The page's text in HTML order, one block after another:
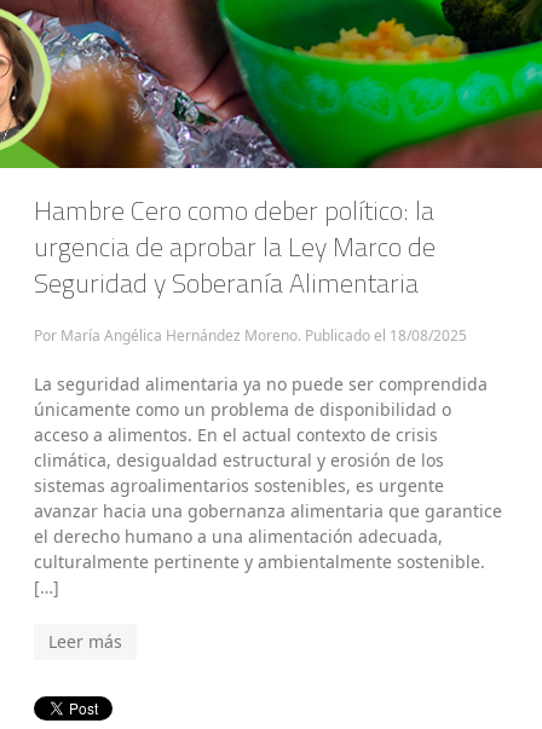
Hambre Cero como deber político: la
urgencia de aprobar la Ley Marco de
Seguridad y Soberanía Alimentaria
Por María Angélica Hernández Moreno. Publicado el 18/08/2025
La seguridad alimentaria ya no puede ser comprendida
únicamente como un problema de disponibilidad o
acceso a alimentos. En el actual contexto de crisis
climática, desigualdad estructural y erosión de los
sistemas agroalimentarios sostenibles, es urgente
avanzar hacia una gobernanza alimentaria que garantice
el derecho humano a una alimentación adecuada,
culturalmente pertinente y ambientalmente sostenible.
[…]
Leer más